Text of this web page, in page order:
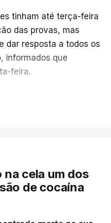
tinham até terça-feira
das provas, mas
dar resposta a todos os
informados que
feira.
cerca de 50 por
de reapreciação,
da Missão Escola
o processo esteja
cela um dos
de cocaína